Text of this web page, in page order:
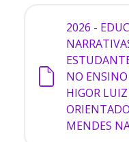
2026 -
NO ENSINO
HIGOR
MENDES